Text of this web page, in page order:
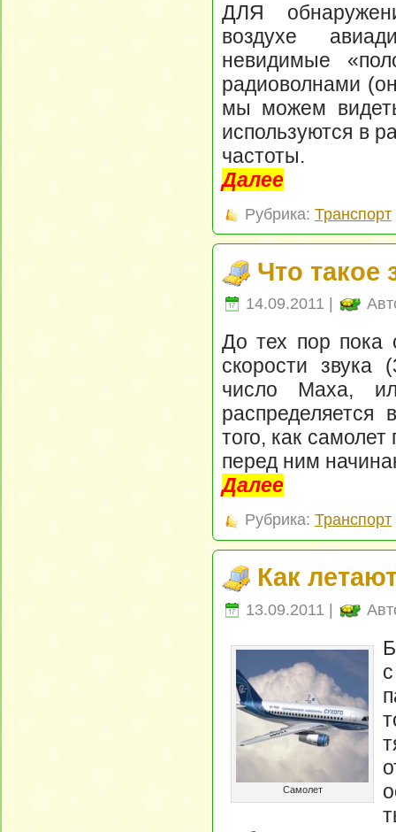
ДЛЯ
воздухе
невидимые
радиоволнами
мы можем
используются в
частоты.
Далее
Рубрика: Транспорт
Что такое
14.09.2011 |
До тех пор пока
скорости звука
число Маха,
того, как
перед ним
Далее
Рубрика: Транспорт
Как
13.09.2011 |
Самолет